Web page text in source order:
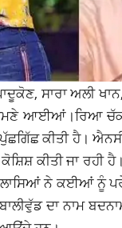
ਸਾਰਾ ਅਲੀ
ਆਈਆਂ।ਰਿਆ
ਕੀਤੀ ਹੈ।
ਕੀਤੀ ਜਾ ਰਹੀ
ਨੇ ਕਈਆਂ ਨੂੰ
ਦਾ ਨਾਮ